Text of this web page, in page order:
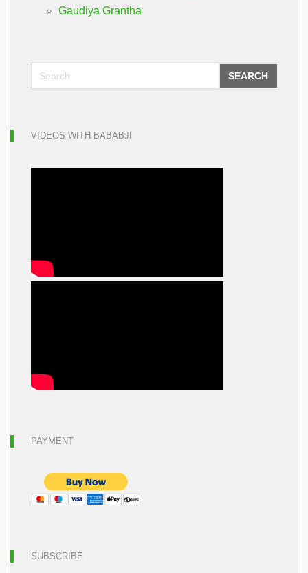
Gaudiya Grantha
SEARCH
VIDEOS WITH BABABJI
PAYMENT
SUBSCRIBE